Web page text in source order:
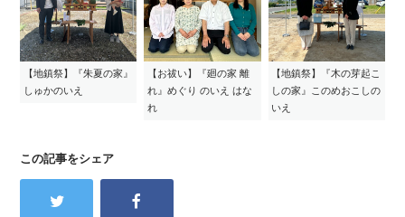
【地鎮祭】『朱夏の家』
しゅかのいえ
【お祓い】『廻の家 離
れ』めぐり のいえ はな
れ
【地鎮祭】『木の芽起こ
しの家』このめおこしの
いえ
この記事をシェア